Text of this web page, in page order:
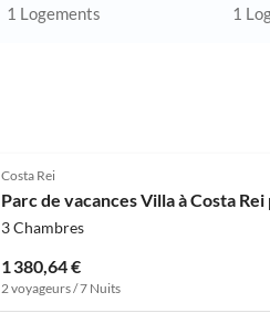
1 Logements 1
Costa Rei
Parc de vacances Villa à Costa
3 Chambres
1 380,64 €
2 voyageurs / 7 Nuits